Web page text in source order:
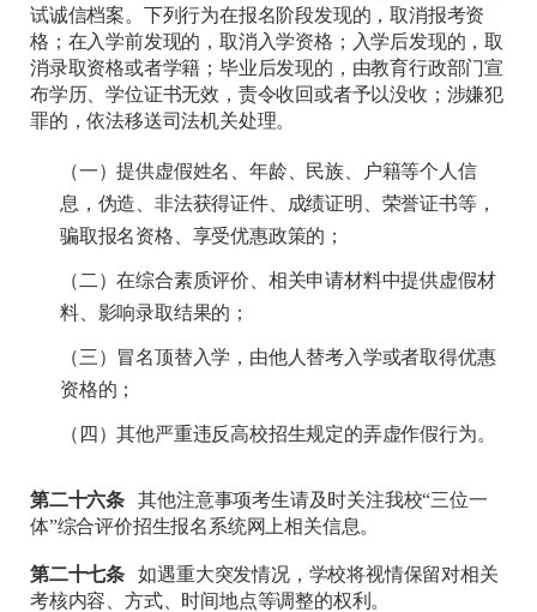
试诚信档案。下列行为在报名阶段发现的，取消报考资
格；在入学前发现的，取消入学资格；入学后发现的，取
消录取资格或者学籍；毕业后发现的，由教育行政部门宣
布学历、学位证书无效，责令收回或者予以没收；涉嫌犯
罪的，依法移送司法机关处理。
（一）提供虚假姓名、年龄、民族、户籍等个人信
息，伪造、非法获得证件、成绩证明、荣誉证书等，
骗取报名资格、享受优惠政策的；
（二）在综合素质评价、相关申请材料中提供虚假材
料、影响录取结果的；
（三）冒名顶替入学，由他人替考入学或者取得优惠
资格的；
（四）其他严重违反高校招生规定的弄虚作假行为。
第二十六条其他注意事项考生请及时关注我校“三位一
体”综合评价招生报名系统网上相关信息。
第二十七条如遇重大突发情况，学校将视情保留对相关
考核内容、方式、时间地点等调整的权利。